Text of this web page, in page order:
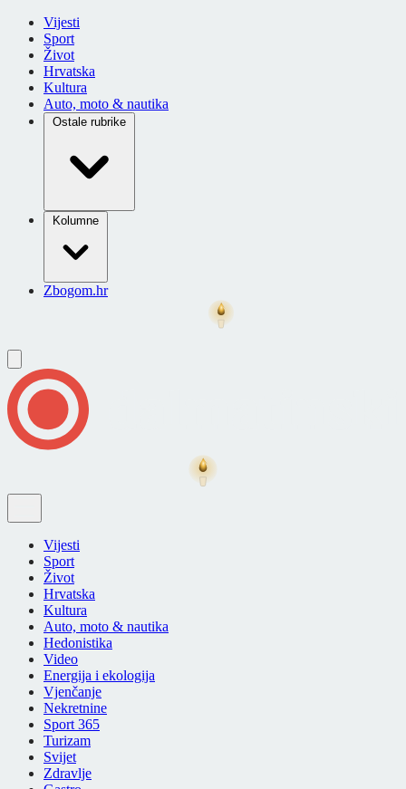
Vijesti
Sport
Život
Hrvatska
Kultura
Auto, moto & nautika
Ostale rubrike
Kolumne
Zbogom.hr
Vijesti
Sport
Život
Hrvatska
Kultura
Auto, moto & nautika
Hedonistika
Video
Energija i ekologija
Vjenčanje
Nekretnine
Sport 365
Turizam
Svijet
Zdravlje